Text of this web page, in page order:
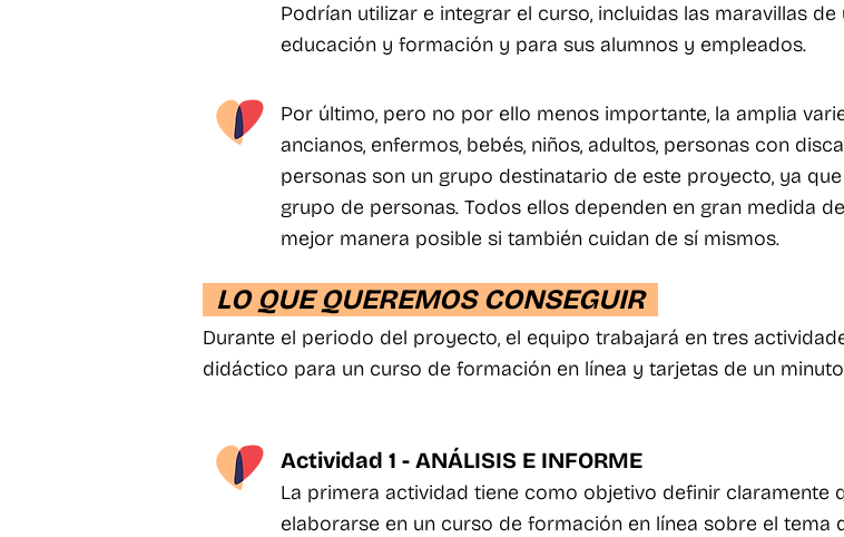
Podrían utilizar e integrar el curso, incluidas las maravillas
educación y formación y para sus alumnos y empleados.
Por último, pero no por ello menos importante, la amplia
ancianos, enfermos, bebés, niños, adultos, personas con
personas son un grupo destinatario de este proyecto, ya
grupo de personas. Todos ellos dependen en gran medida
mejor manera posible si también cuidan de sí mismos.
LO QUE QUEREMOS CONSEGUIR
Durante el periodo del proyecto, el equipo trabajará en tres
didáctico para un curso de formación en línea y tarjetas de un
Actividad 1 - ANÁLISIS E INFORME
La primera actividad tiene como objetivo definir claramente
elaborarse en un curso de formación en línea sobre el tema